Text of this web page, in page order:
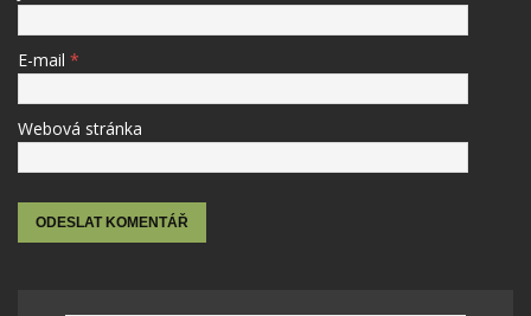
E-mail *
Webová stránka